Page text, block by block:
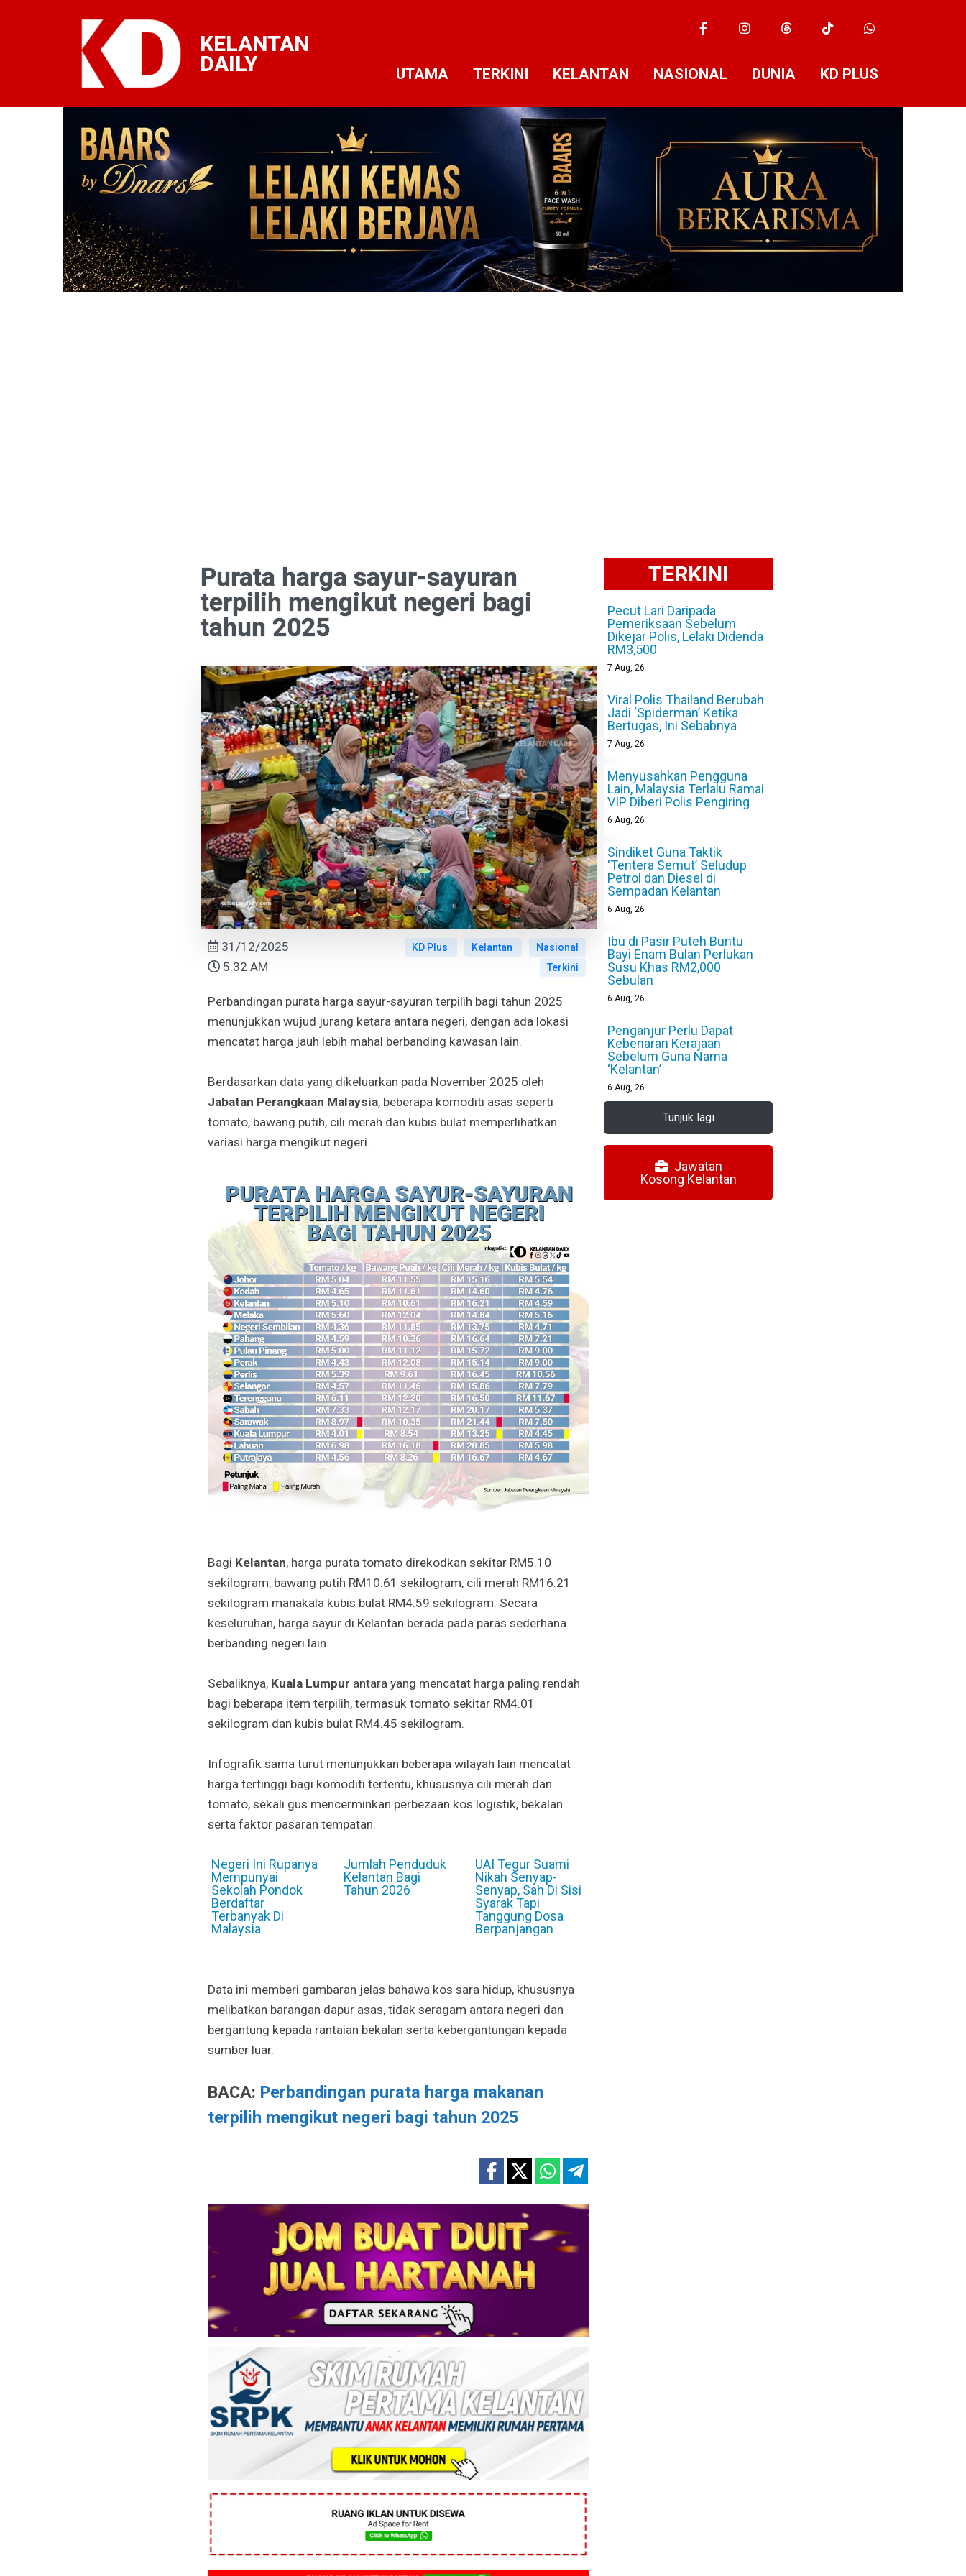
KELANTAN
DAILY
UTAMA TERKINI KELANTAN NASIONAL DUNIA KD PLUS
Purata harga sayur-sayuran
terpilih mengikut negeri bagi
tahun 2025
31/12/2025
5:32 AM
KD Plus Kelantan
Nasional
Terkini
Perbandingan purata harga sayur-sayuran terpilih bagi tahun 2025
menunjukkan wujud jurang ketara antara negeri, dengan ada lokasi
mencatat harga jauh lebih mahal berbanding kawasan lain.
Berdasarkan data yang dikeluarkan pada November 2025 oleh
Jabatan Perangkaan Malaysia, beberapa komoditi asas seperti
tomato, bawang putih, cili merah dan kubis bulat memperlihatkan
variasi harga mengikut negeri.
Bagi Kelantan, harga purata tomato direkodkan sekitar RM5.10
sekilogram, bawang putih RM10.61 sekilogram, cili merah RM16.21
sekilogram manakala kubis bulat RM4.59 sekilogram. Secara
keseluruhan, harga sayur di Kelantan berada pada paras sederhana
berbanding negeri lain.
Sebaliknya, Kuala Lumpur antara yang mencatat harga paling rendah
bagi beberapa item terpilih, termasuk tomato sekitar RM4.01
sekilogram dan kubis bulat RM4.45 sekilogram.
Infografik sama turut menunjukkan beberapa wilayah lain mencatat
harga tertinggi bagi komoditi tertentu, khususnya cili merah dan
tomato, sekali gus mencerminkan perbezaan kos logistik, bekalan
serta faktor pasaran tempatan.
Negeri Ini Rupanya
Mempunyai
Sekolah Pondok
Berdaftar
Terbanyak Di
Malaysia
Jumlah Penduduk
Kelantan Bagi
Tahun 2026
UAI Tegur Suami
Nikah Senyap-
Senyap, Sah Di Sisi
Syarak Tapi
Tanggung Dosa
Berpanjangan
Data ini memberi gambaran jelas bahawa kos sara hidup, khususnya
melibatkan barangan dapur asas, tidak seragam antara negeri dan
bergantung kepada rantaian bekalan serta kebergantungan kepada
sumber luar.
BACA: Perbandingan purata harga makanan
terpilih mengikut negeri bagi tahun 2025
TERKINI
Pecut Lari Daripada
Pemeriksaan Sebelum
Dikejar Polis, Lelaki Didenda
RM3,500
7 Aug, 26
Viral Polis Thailand Berubah
Jadi ‘Spiderman’ Ketika
Bertugas, Ini Sebabnya
7 Aug, 26
Menyusahkan Pengguna
Lain, Malaysia Terlalu Ramai
VIP Diberi Polis Pengiring
6 Aug, 26
Sindiket Guna Taktik
‘Tentera Semut’ Seludup
Petrol dan Diesel di
Sempadan Kelantan
6 Aug, 26
Ibu di Pasir Puteh Buntu
Bayi Enam Bulan Perlukan
Susu Khas RM2,000
Sebulan
6 Aug, 26
Penganjur Perlu Dapat
Kebenaran Kerajaan
Sebelum Guna Nama
‘Kelantan’
6 Aug, 26
Tunjuk lagi
Jawatan
Kosong Kelantan